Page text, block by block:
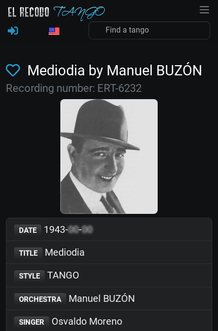
Mediodia by Manuel BUZÓN
Recording number: ERT-6232
DATE 1943-00-00
TITLE Mediodia
STYLE TANGO
ORCHESTRA Manuel BUZÓN
SINGER Osvaldo Moreno